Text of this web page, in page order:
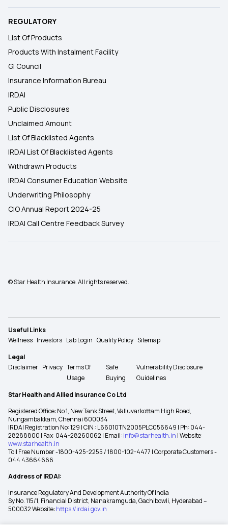
REGULATORY
List Of Products
Products With Instalment Facility
GI Council
Insurance Information Bureau
IRDAI
Public Disclosures
Unclaimed Amount
List Of Blacklisted Agents
IRDAI List Of Blacklisted Agents
Withdrawn Products
IRDAI Consumer Education Website
Underwriting Philosophy
CIO Annual Report 2024-25
IRDAI Call Centre Feedback Survey
© Star Health Insurance. All rights reserved.
Useful Links
Wellness Investors Lab Login Quality Policy Sitemap
Legal
Disclaimer Privacy Terms Of
Usage
Safe
Buying
Vulnerability Disclosure
Guidelines
Star Health and Allied Insurance Co Ltd
Registered Office: No 1, New Tank Street, Valluvarkottam High Road,
Nungambakkam, Chennai 600034
IRDAI Registration No: 129 | CIN : L66010TN2005PLC056649 | Ph: 044-
28288800 | Fax: 044-28260062 | Email: info@starhealth.in | Website:
www.starhealth.in
Toll Free Number -1800-425-2255 / 1800-102-4477 | Corporate Customers -
044 43664666
Address of IRDAI:
Insurance Regulatory And Development Authority Of India
Sy No. 115/1, Financial District, Nanakramguda, Gachibowli, Hyderabad –
500032 Website: https://irdai.gov.in